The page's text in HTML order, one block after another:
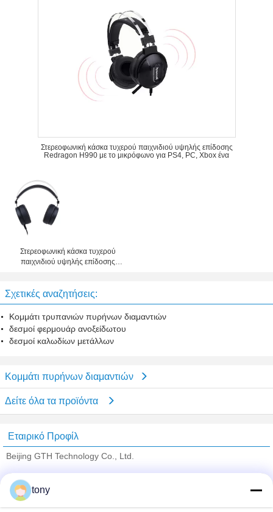
Στερεοφωνική κάσκα τυχερού παιχνιδιού υψηλής επίδοσης
Redragon H990 με το μικρόφωνο για PS4, PC, Xbox ένα
Στερεοφωνική κάσκα τυχερού
παιχνιδιού υψηλής επίδοσης
Σχετικές αναζητήσεις:
Κομμάτι τρυπανιών πυρήνων διαμαντιών
δεσμοί φερμουάρ ανοξείδωτου
δεσμοί καλωδίων μετάλλων
Κομμάτι πυρήνων διαμαντιών
Δείτε όλα τα προϊόντα
Εταιρικό Προφίλ
Beijing GTH Technology Co., Ltd.
Trust Seal
tony